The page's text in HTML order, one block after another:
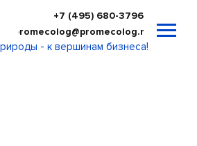
- к вершинам бизнеса!
+7 (495) 680-3796
promecolog@promecolog.ru